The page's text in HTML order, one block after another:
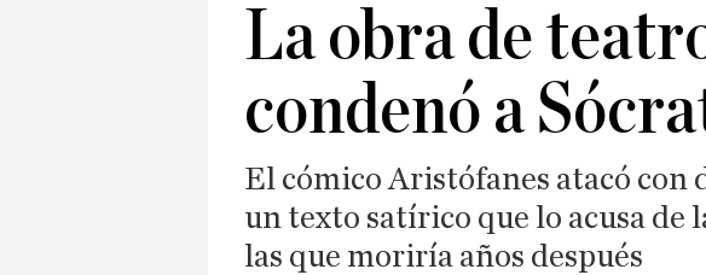
La obra de
condenó a
El cómico Aristófanes atacó con
un texto satírico que lo acusa de
las que moriría años después